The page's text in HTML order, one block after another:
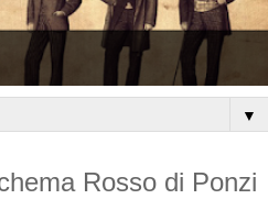
▼
Rosso di Ponzi